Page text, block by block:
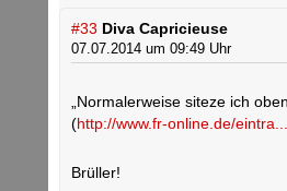
#33 Diva Capricieuse
07.07.2014 um 09:49 Uhr
„Normalerweise siteze ich
(http://www.fr-online.de/
Brüller!